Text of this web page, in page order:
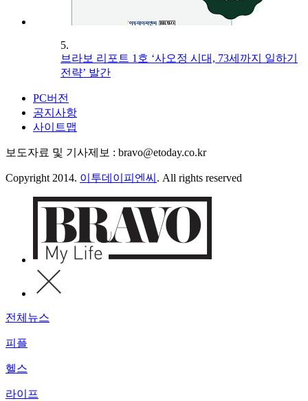
5.
브라보 리포트 1호 ‘사오정 시대, 73세까지 일하기
전략’ 발간
PC버전
공지사항
사이트맵
보도자료 및 기사제보 : bravo@etoday.co.kr
Copyright 2014. 이투데이피엔씨 . All rights reserved
전체뉴스
피플
헬스
라이프